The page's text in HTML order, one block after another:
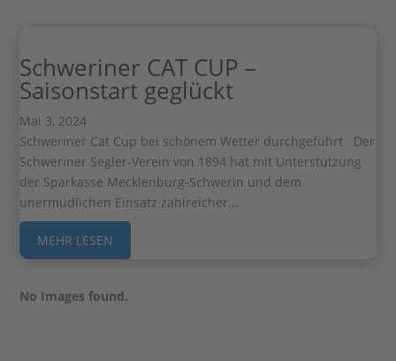
Schweriner CAT CUP –
Saisonstart geglückt
Mai 3, 2024
Schweriner Cat Cup bei schönem Wetter durchgeführt Der
Schweriner Segler-Verein von 1894 hat mit Unterstützung
der Sparkasse Mecklenburg-Schwerin und dem
unermüdlichen Einsatz zahlreicher...
MEHR LESEN
No Images found.